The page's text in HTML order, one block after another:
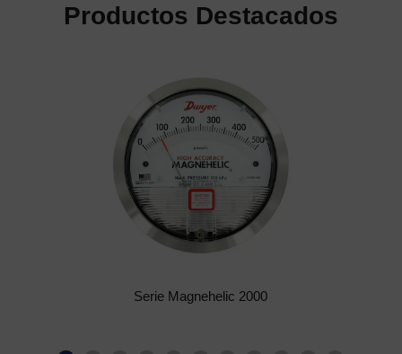
Productos Destacados
Serie Magnehelic 2000